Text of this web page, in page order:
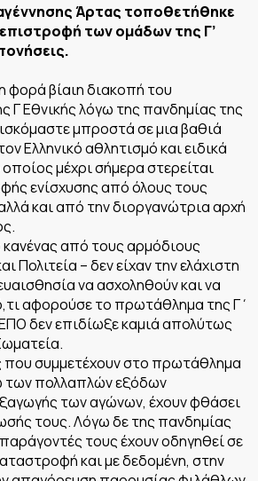
Άρτας τοποθετήθηκε
των ομάδων της Γ’
φορά βίαιη διακοπή του
Εθνικής λόγω της πανδημίας της
μπροστά σε μια βαθιά
Ελληνικό αθλητισμό και ειδικά
μέχρι σήμερα στερείται
ενίσχυσης από όλους τους
και από την διοργανώτρια αρχή
από τους αρμόδιους
Πολιτεία – δεν είχαν την ελάχιστη
να ασχοληθούν και να
αφορούσε το πρωτάθλημα της Γ΄
δεν επιδίωξε καμιά απολύτως
που συμμετέχουν στο πρωτάθλημα
των πολλαπλών εξόδων
των αγώνων, έχουν φθάσει
τους. Λόγω δε της πανδημίας
τους έχουν οδηγηθεί σε
και με δεδομένη, στην